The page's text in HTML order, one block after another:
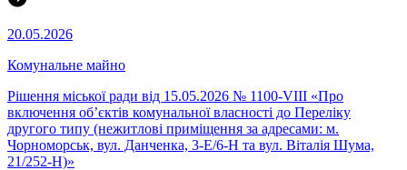
20.05.2026
Комунальне майно
Рішення міської ради від 15.05.2026 № 1100-VIII «Про
включення об’єктів комунальної власності до Переліку
другого типу (нежитлові приміщення за адресами: м.
Чорноморськ, вул. Данченка, 3-Е/6-Н та вул. Віталія Шума,
21/252-Н)»